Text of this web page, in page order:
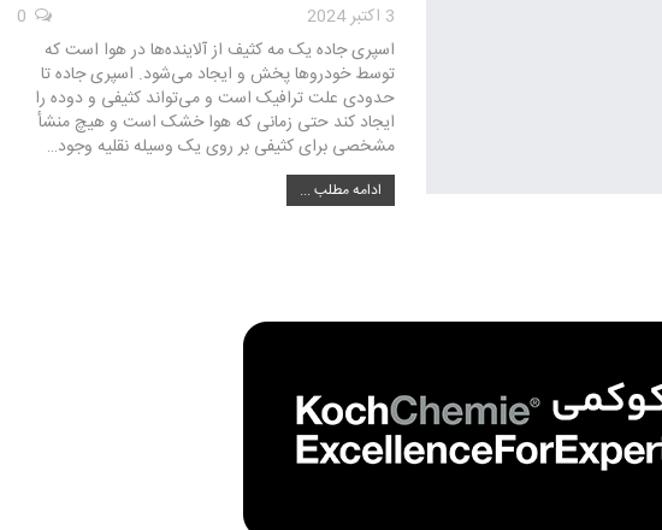
3 اکتبر 2024
اسپری جاده یک مه کثیف از آلاینده‌ها در هوا است که
توسط خودروها پخش و ایجاد می‌شود. اسپری جاده تا
حدودی علت ترافیک است و می‌تواند کثیفی و دوده را
ایجاد کند حتی زمانی که هوا خشک ‌است و هیچ منشأ
مشخصی برای کثیفی بر روی یک وسیله نقلیه وجود…
ادامه مطلب ...